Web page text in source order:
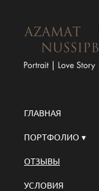
ГЛАВНАЯ
ПОРТФОЛИО
ОТЗЫВЫ
УСЛОВИЯ